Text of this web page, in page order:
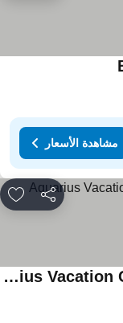
مشاهدة الأسعار
مشاركة
Aquarius Vacation Club at Boqueron Beach Resort